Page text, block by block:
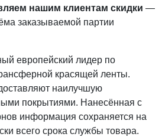
нашим клиентам скидки —
заказываемой партии
европейский лидер по
красящей ленты.
наилучшую
покрытиями. Нанесённая с
информация сохраняется на
всего срока службы товара.